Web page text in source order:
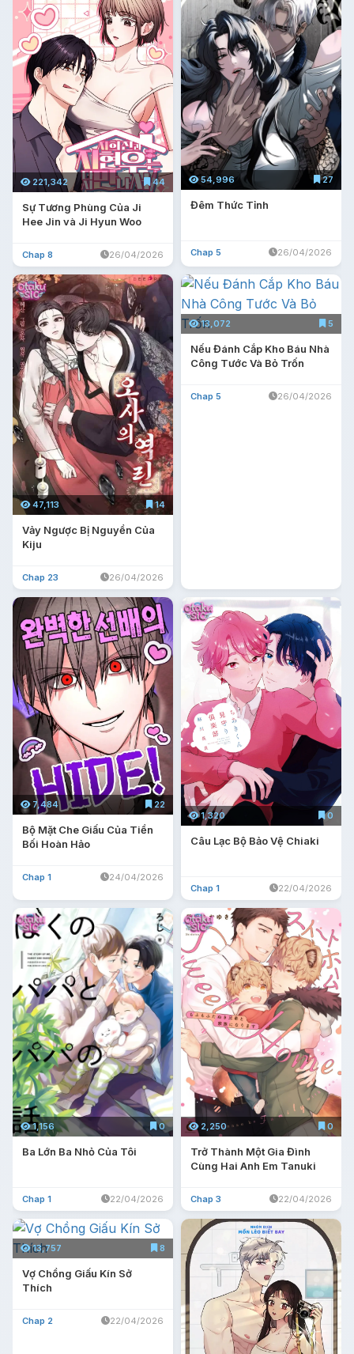
221,342 44
Sự Tương Phùng Của Ji
Hee Jin và Ji Hyun Woo
Chap 8 26/04/2026
54,996 27
Đêm Thức Tỉnh
Chap 5 26/04/2026
47,113 14
Vảy Ngược Bị Nguyền Của
Kiju
Chap 23 26/04/2026
13,072 5
Nếu Đánh Cắp Kho Báu Nhà
Công Tước Và Bỏ Trốn
Chap 5 26/04/2026
7,484 22
Bộ Mặt Che Giấu Của Tiền
Bối Hoàn Hảo
Chap 1 24/04/2026
1,320 0
Câu Lạc Bộ Bảo Vệ Chiaki
Chap 1 22/04/2026
1,156 0
Ba Lớn Ba Nhỏ Của Tôi
Chap 1 22/04/2026
2,250 0
Trở Thành Một Gia Đình
Cùng Hai Anh Em Tanuki
Chap 3 22/04/2026
13,757 8
Vợ Chồng Giấu Kín Sở
Thích
Chap 2 22/04/2026